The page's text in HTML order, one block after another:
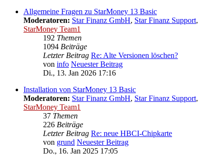
Allgemeine Fragen zu StarMoney 13 Basic
Moderatoren: Star Finanz GmbH, Star Finanz Support,
StarMoney Team1
192 Themen
1094 Beiträge
Letzter Beitrag Re: Alte Versionen löschen?
von info Neuester Beitrag
Di., 13. Jan 2026 17:16
Installation von StarMoney 13 Basic
Moderatoren: Star Finanz GmbH, Star Finanz Support,
StarMoney Team1
37 Themen
226 Beiträge
Letzter Beitrag Re: neue HBCI-Chipkarte
von grund Neuester Beitrag
Do., 16. Jan 2025 17:05